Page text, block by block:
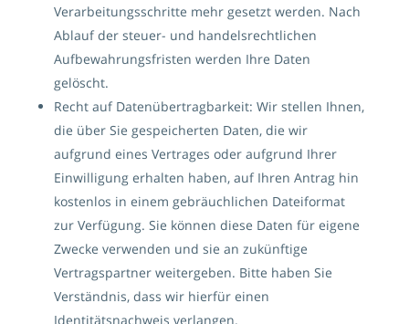
Verarbeitungsschritte mehr gesetzt werden. Nach
Ablauf der steuer- und handelsrechtlichen
Aufbewahrungsfristen werden Ihre Daten
gelöscht.
Recht auf Datenübertragbarkeit: Wir stellen Ihnen,
die über Sie gespeicherten Daten, die wir
aufgrund eines Vertrages oder aufgrund Ihrer
Einwilligung erhalten haben, auf Ihren Antrag hin
kostenlos in einem gebräuchlichen Dateiformat
zur Verfügung. Sie können diese Daten für eigene
Zwecke verwenden und sie an zukünftige
Vertragspartner weitergeben. Bitte haben Sie
Verständnis, dass wir hierfür einen
Identitätsnachweis verlangen.